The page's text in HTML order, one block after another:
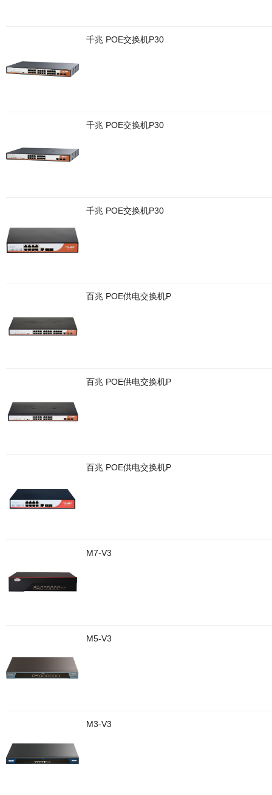
千兆 POE交换机P30
千兆 POE交换机P30
千兆 POE交换机P30
百兆 POE供电交换机P
百兆 POE供电交换机P
百兆 POE供电交换机P
M7-V3
M5-V3
M3-V3